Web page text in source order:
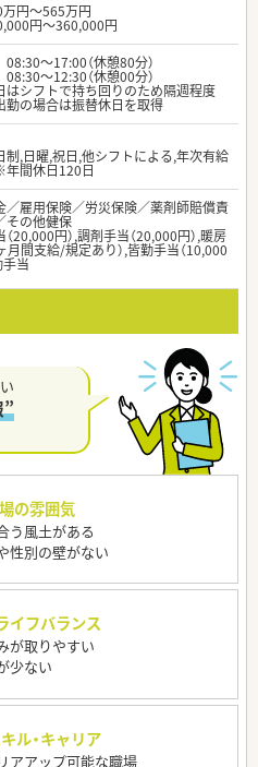
円～565万円
円～360,000円
～17:00（休憩80分）
～12:30（休憩00分）
シフトで持ち回りのため隔週程度
の場合は振替休日を取得
制,日曜,祝日,他シフトによる,年次有給
間休日120日
／雇用保険／労災保険／薬剤師賠償責
その他健保
20,000円）,調剤手当（20,000円）,暖房
月間支給/規定あり）,皆勤手当（10,000
手当
”
の雰囲気
う風土がある
性別の壁がない
イフバランス
が取りやすい
少ない
ル・キャリア
アアップ可能な職場